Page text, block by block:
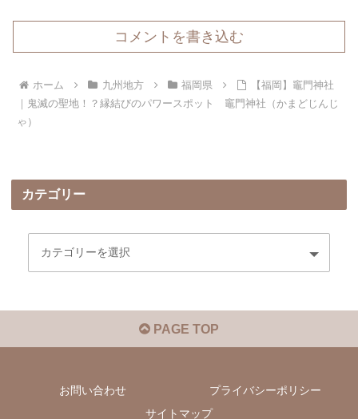
コメントを書き込む
ホーム 九州地方 福岡県
【福岡】竈門神社
｜鬼滅の聖地！？縁結びのパワースポット 竈門神社（かまどじんじ
ゃ）
カテゴリー
PAGE TOP
お問い合わせ
プライバシーポリシー
サイトマップ